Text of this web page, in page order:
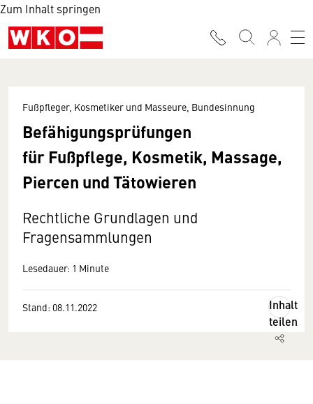
Zum Inhalt springen
Fußpfleger, Kosmetiker und Masseure, Bundesinnung
Befähigungsprüfungen
für Fußpflege, Kosmetik, Massage,
Piercen und Tätowieren
Rechtliche Grundlagen und
Fragensammlungen
Lesedauer: 1 Minute
Stand: 08.11.2022
Inhalt
teilen